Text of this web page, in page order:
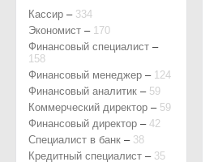
Кассир – 334
Экономист – 170
Финансовый специалист –
158
Финансовый менеджер – 124
Финансовый аналитик – 59
Коммерческий директор – 59
Финансовый директор – 42
Специалист в банк – 38
Кредитный специалист – 35